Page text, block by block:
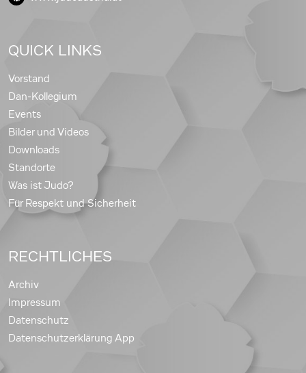
QUICK LINKS
Vorstand
Dan-Kollegium
Events
Bilder und Videos
Downloads
Standorte
Was ist Judo?
Für Respekt und Sicherheit
RECHTLICHES
Archiv
Impressum
Datenschutz
Datenschutzerklärung App